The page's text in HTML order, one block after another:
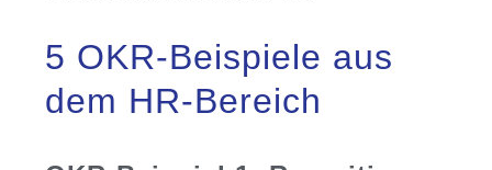
5 OKR-Beispiele aus
dem HR-Bereich